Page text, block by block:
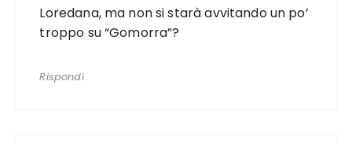
Loredana, ma non si starà avvitando un po’
troppo su “Gomorra”?
Rispondi